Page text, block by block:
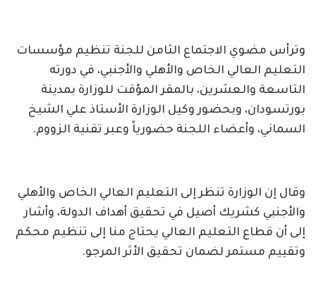
وترأس مضوي الاجتماع الثامن للجنة تنظيم مؤسسات
التعليم العالي الخاص والأهلي والأجنبي، في دورته
التاسعة والعشرين، بالمقر المؤقت للوزارة بمدينة
بورتسودان، وبحضور وكيل الوزارة الأستاذ علي الشيخ
السماني، وأعضاء اللجنة حضورياً وعبر تقنية الزووم.
وقال إن الوزارة تنظر إلى التعليم العالي الخاص والأهلي
والأجنبي كشريك أصيل في تحقيق أهداف الدولة، وأشار
إلى أن قطاع التعليم العالي يحتاج منا إلى تنظيم محكم
وتقييم مستمر لضمان تحقيق الأثر المرجو.